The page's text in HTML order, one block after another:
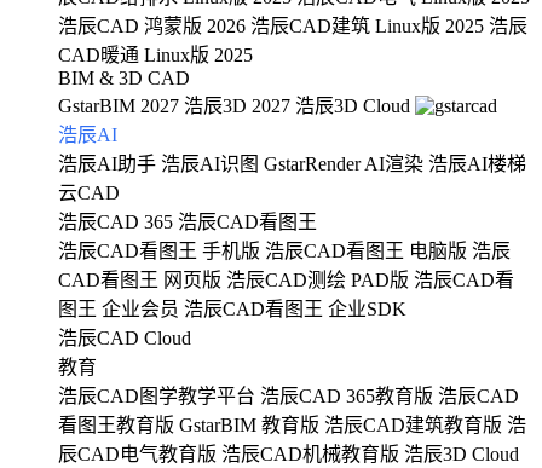
浩辰CAD 鸿蒙版 2026 浩辰CAD建筑 Linux版 2025 浩辰
CAD暖通 Linux版 2025
BIM & 3D CAD
GstarBIM 2027 浩辰3D 2027 浩辰3D Cloud
浩辰AI
浩辰AI助手 浩辰AI识图 GstarRender AI渲染 浩辰AI楼梯
云CAD
浩辰CAD 365 浩辰CAD看图王
浩辰CAD看图王 手机版 浩辰CAD看图王 电脑版 浩辰
CAD看图王 网页版 浩辰CAD测绘 PAD版 浩辰CAD看
图王 企业会员 浩辰CAD看图王 企业SDK
浩辰CAD Cloud
教育
浩辰CAD图学教学平台 浩辰CAD 365教育版 浩辰CAD
看图王教育版 GstarBIM 教育版 浩辰CAD建筑教育版 浩
辰CAD电气教育版 浩辰CAD机械教育版 浩辰3D Cloud